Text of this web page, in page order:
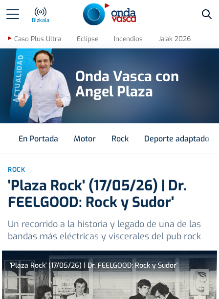
Bizkaia
Caso Plus Ultra Eclipse Incendios Jaiak 2026
ACTUALIDAD
Onda Vasca con
Angel Plaza
En Portada Motor Rock Deporte adaptado
ROCK
'Plaza Rock' (17/05/26) | Dr.
FEELGOOD: Rock y Sudor'
Un recorrido a la historia y legado de una de las
bandas más eléctricas y viscerales del pub rock
'Plaza Rock' (17/05/26) | Dr. FEELGOOD: Rock y Sudor'